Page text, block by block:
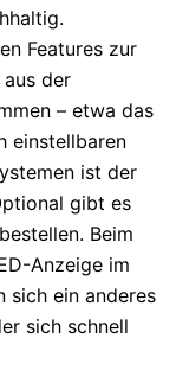
Features zur
der
– etwa das
einstellbaren
ist der
gibt es
Beim
Anzeige im
sich ein anderes
sich schnell